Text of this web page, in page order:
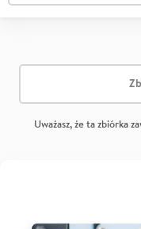
Uważasz, że ta zbiórka